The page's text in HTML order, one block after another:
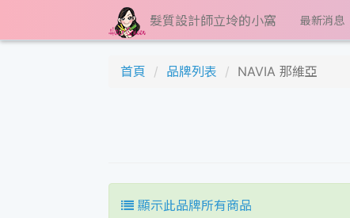
髮質設計師立坽的小窩 最新消息
首頁 品牌列表 NAVIA 那維亞
顯示此品牌所有商品